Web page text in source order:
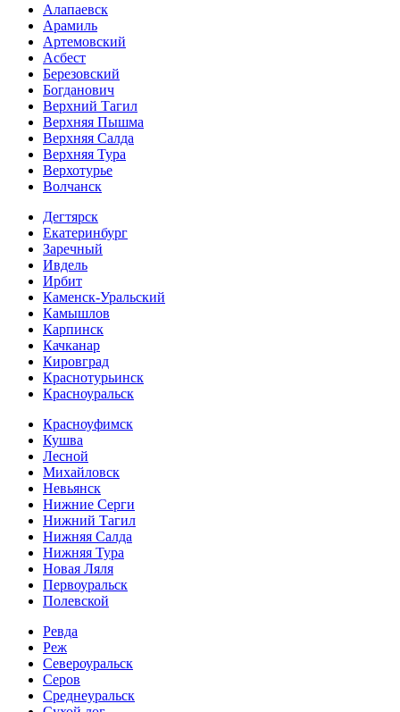
Алапаевск
Арамиль
Артемовский
Асбест
Березовский
Богданович
Верхний Тагил
Верхняя Пышма
Верхняя Салда
Верхняя Тура
Верхотурье
Волчанск
Дегтярск
Екатеринбург
Заречный
Ивдель
Ирбит
Каменск-Уральский
Камышлов
Карпинск
Качканар
Кировград
Краснотурьинск
Красноуральск
Красноуфимск
Кушва
Лесной
Михайловск
Невьянск
Нижние Серги
Нижний Тагил
Нижняя Салда
Нижняя Тура
Новая Ляля
Первоуральск
Полевской
Ревда
Реж
Североуральск
Серов
Среднеуральск